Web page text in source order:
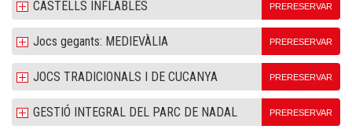
CASTELLS INFLABLES PRERESERVAR
Jocs gegants: MEDIEVÀLIA PRERESERVAR
JOCS TRADICIONALS I DE CUCANYA PRERESERVAR
GESTIÓ INTEGRAL DEL PARC DE NADAL PRERESERVAR